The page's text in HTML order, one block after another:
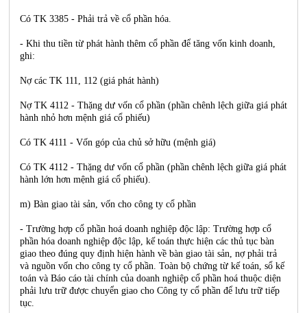
Có TK 3385 - Phải trả về cổ phần hóa.
- Khi thu tiền từ phát hành thêm cổ phần để tăng vốn kinh doanh,
ghi:
Nợ các TK 111, 112 (giá phát hành)
Nợ TK 4112 - Thặng dư vốn cổ phần (phần chênh lệch giữa giá phát
hành nhỏ hơn mệnh giá cổ phiếu)
Có TK 4111 - Vốn góp của chủ sở hữu (mệnh giá)
Có TK 4112 - Thặng dư vốn cổ phần (phần chênh lệch giữa giá phát
hành lớn hơn mệnh giá cổ phiếu).
m) Bàn giao tài sản, vốn cho công ty cổ phần
- Trường hợp cổ phần hoá doanh nghiệp độc lập: Trường hợp cổ
phần hóa doanh nghiệp độc lập, kế toán thực hiện các thủ tục bàn
giao theo đúng quy định hiện hành về bàn giao tài sản, nợ phải trả
và nguồn vốn cho công ty cổ phần. Toàn bộ chứng từ kế toán, sổ kế
toán và Báo cáo tài chính của doanh nghiệp cổ phần hoá thuộc diện
phải lưu trữ được chuyển giao cho Công ty cổ phần để lưu trữ tiếp
tục.